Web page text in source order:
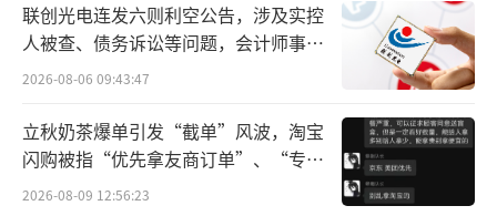
联创光电连发六则利空公告，涉及实控
人被查、债务诉讼等问题，会计师事务
所曾出具“保留意见”
2026-08-06 09:43:47
立秋奶茶爆单引发“截单”风波，淘宝
闪购被指“优先拿友商订单”、“专挑
贵的拿”
2026-08-09 12:56:23